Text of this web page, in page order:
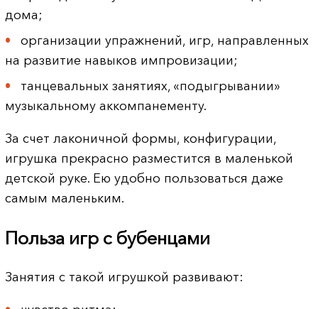
дома;
организации упражнений, игр, направленных
на развитие навыков импровизации;
танцевальных занятиях, «подыгрывании»
музыкальному аккомпанементу.
За счет лаконичной формы, конфигурации,
игрушка прекрасно разместится в маленькой
детской руке. Ею удобно пользоваться даже
самым маленьким.
Польза игр с бубенцами
Занятия с такой игрушкой развивают: